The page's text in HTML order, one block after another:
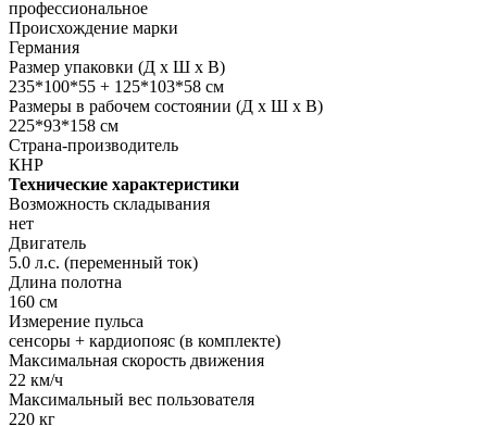
профессиональное
Происхождение марки
Германия
Размер упаковки (Д х Ш х В)
235*100*55 + 125*103*58 см
Размеры в рабочем состоянии (Д х Ш х В)
225*93*158 см
Страна-производитель
КНР
Технические характеристики
Возможность складывания
нет
Двигатель
5.0 л.с. (переменный ток)
Длина полотна
160 см
Измерение пульса
сенсоры + кардиопояс (в комплекте)
Максимальная скорость движения
22 км/ч
Максимальный вес пользователя
220 кг